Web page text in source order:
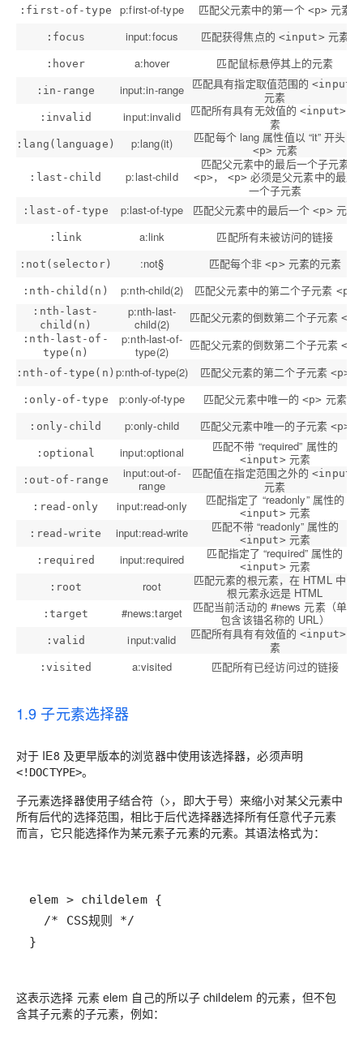
:first-of-type p:first-of-type 匹配父元素中的第一个 <p> 元素
:focus input:focus 匹配获得焦点的 <input>元素
:hover a:hover 匹配鼠标悬停其上的元素
:in-range input:in-range 匹配具有指定取值范围的<input>
元素
:invalid input:invalid 匹配所有具有无效值的<input>元
素
:lang(language) p:lang(it) 匹配每个 lang 属性值以 “it” 开头的
<p> 元素
:last-child p:last-child
匹配父元素中的最后一个子元素
<p>， <p>必须是父元素中的最后
一个子元素
:last-of-type p:last-of-type 匹配父元素中的最后一个<p>元素
:link a:link 匹配所有未被访问的链接
:not(selector) :not§ 匹配每个非<p>元素的元素
:nth-child(n) p:nth-child(2) 匹配父元素中的第二个子元素 <p>
:nth-last-
child(n)
p:nth-last-
child(2)
匹配父元素的倒数第二个子元素<p>
:nth-last-of-
type(n)
p:nth-last-of-
type(2)
匹配父元素的倒数第二个子元素<p>
:nth-of-type(n) p:nth-of-type(2) 匹配父元素的第二个子元素<p>
:only-of-type p:only-of-type 匹配父元素中唯一的<p> 元素
:only-child p:only-child 匹配父元素中唯一的子元素<p>
:optional input:optional 匹配不带 “required” 属性的
<input>元素
:out-of-range
input:out-of-
range
匹配值在指定范围之外的<input>
元素
:read-only input:read-only 匹配指定了 “readonly” 属性的
<input>元素
:read-write input:read-write 匹配不带 “readonly” 属性的
<input>元素
:required input:required 匹配指定了 “required” 属性的
<input>元素
:root root
匹配元素的根元素，在 HTML 中，
根元素永远是 HTML
:target #news:target
匹配当前活动的 #news 元素（单击
包含该锚名称的 URL）
:valid input:valid 匹配所有具有有效值的<input>元
素
:visited a:visited 匹配所有已经访问过的链接
1.9 子元素选择器
对于 IE8 及更早版本的浏览器中使用该选择器，必须声明
<!DOCTYPE>。
子元素选择器使用子结合符 （>，即大于号）来缩小对某父元素中
所有后代的选择范围，相比于后代选择器选择所有任意代子元素
而言，它只能选择作为某元素子元素的元素。其语法格式为：
}
这表示选择 元素 elem 自己的所以子 childelem 的元素，但不包
含其子元素的子元素，例如：